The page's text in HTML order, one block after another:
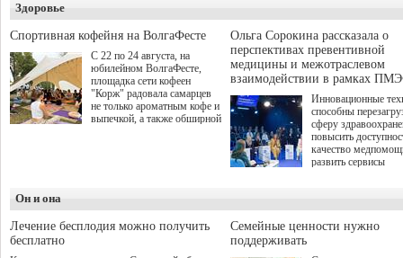
а сам он
Здоровье
Спортивная кофейня на ВолгаФесте
С 22 по 24 августа, на
юбилейном ВолгаФесте,
площадка сети кофеен
"Корж" радовала самарцев
не только ароматным кофе и
выпечкой, а также обширной
Ольга Сорокина рассказала о
перспективах превентивной
медицины и межотраслевом
взаимодействии в рамках
Инновационные
способны
сферу
повысить
качество
развить сервисы
определенными
К ним можно
Он и она
Лечение бесплодия можно получить
бесплатно
Семейные ценности нужно
поддерживать